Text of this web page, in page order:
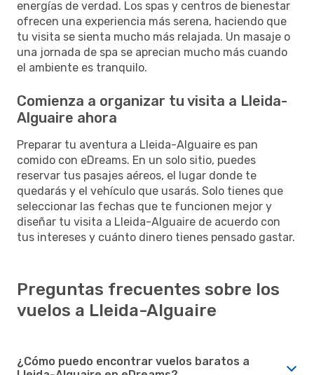
energías de verdad. Los spas y centros de bienestar
ofrecen una experiencia más serena, haciendo que
tu visita se sienta mucho más relajada. Un masaje o
una jornada de spa se aprecian mucho más cuando
el ambiente es tranquilo.
Comienza a organizar tu visita a Lleida-
Alguaire ahora
Preparar tu aventura a Lleida-Alguaire es pan
comido con eDreams. En un solo sitio, puedes
reservar tus pasajes aéreos, el lugar donde te
quedarás y el vehículo que usarás. Solo tienes que
seleccionar las fechas que te funcionen mejor y
diseñar tu visita a Lleida-Alguaire de acuerdo con
tus intereses y cuánto dinero tienes pensado gastar.
Preguntas frecuentes sobre los
vuelos a Lleida-Alguaire
¿Cómo puedo encontrar vuelos baratos a